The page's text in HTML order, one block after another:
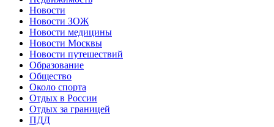
Новости
Новости ЗОЖ
Новости медицины
Новости Москвы
Новости путешествий
Образование
Общество
Около спорта
Отдых в России
Отдых за границей
ПДД